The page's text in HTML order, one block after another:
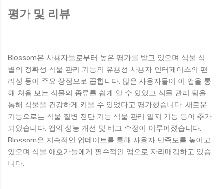
평가 및 리뷰
Blossom은 사용자들로부터 높은 평가를 받고 있으며 식물 식
별의 정확성 식물 관리 기능의 유용성 사용자 인터페이스의 편
리성 등이 주요 장점으로 꼽힙니다. 많은 사용자들이 이 앱을 통
해 처음 보는 식물의 종류를 쉽게 알 수 있었고 식물 관리 팁을
통해 식물을 건강하게 키울 수 있었다고 평가했습니다. 새로운
기능으로는 식물 질병 진단 기능 식물 관리 일지 기능 등이 추가
되었습니다. 앱의 성능 개선 및 버그 수정이 이루어졌습니다.
Blossom은 지속적인 업데이트를 통해 사용자 만족도를 높이고
있으며 식물 애호가들에게 필수적인 앱으로 자리매김하고 있습
니다.